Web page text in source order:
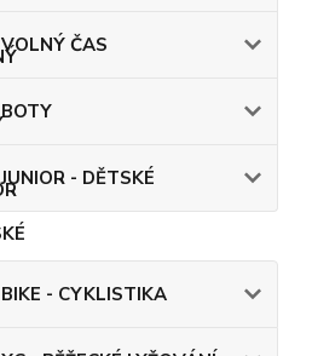
VOLNÝ ČAS
BOTY
JUNIOR - DĚTSKÉ
BIKE - CYKLISTIKA